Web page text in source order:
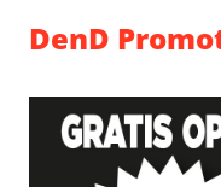
DenD